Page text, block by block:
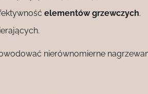
elementów grzewczych.
nierównomierne